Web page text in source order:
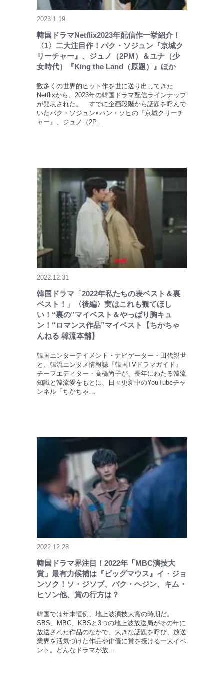
2023.1.19
韓国ドラマNetflix2023年配信作一挙紹介！
〈1〉二大注目作！パク・ソジュン『京城ク
リーチャー』、ジュノ（2PM）＆ユナ（少
女時代）『King the Land（原題）』ほか
数多くの世界的ヒット作を世に送り出してきた
Netflixから、2023年の韓国ドラマ配信ラインナップ
が発表された。 すでに企画段階から話題を呼んで
いたパク・ソジュン×ハン・ソヒの『京城クリーチ
ャー』、ジュノ（2P…
2022.12.31
韓国ドラマ「2022年私たちの表ベスト＆裏
ベスト！」〈後編〉実はこれも観てほし
い！“裏の”マイベスト＆やっぱり胸キュ
ン！“ロマンス作品”マイベスト【ちかちゃ
んねる 韓流本舗】
韓国エンターテイメント・ナビゲーター・田代親世
と、韓流エンタメ情報誌『韓国TVドラマガイド』
チーフエディター・高橋尚子が、長年にわたる韓流
知識と韓流愛をもとに、日々更新中のYouTubeチャ
ンネル「ちかちゃ…
2022.12.28
韓国ドラマ界注目！2022年「MBC演技大
賞」最有力候補は『ビッグマウス』イ・ジョ
ンソク！ソ・ジソブ、パク・ヘジン、キム・
ヒソン他、賞の行方は？
韓国では年末恒例、地上波演技大賞の時期だ。
SBS、MBC、KBSと3つの地上波放送局がその年に
放送された作品のなかで、大きな話題を呼び、放送
業界を活気づけた作品や俳優に賞を授ける一大イベ
ント。どんなドラマが放…